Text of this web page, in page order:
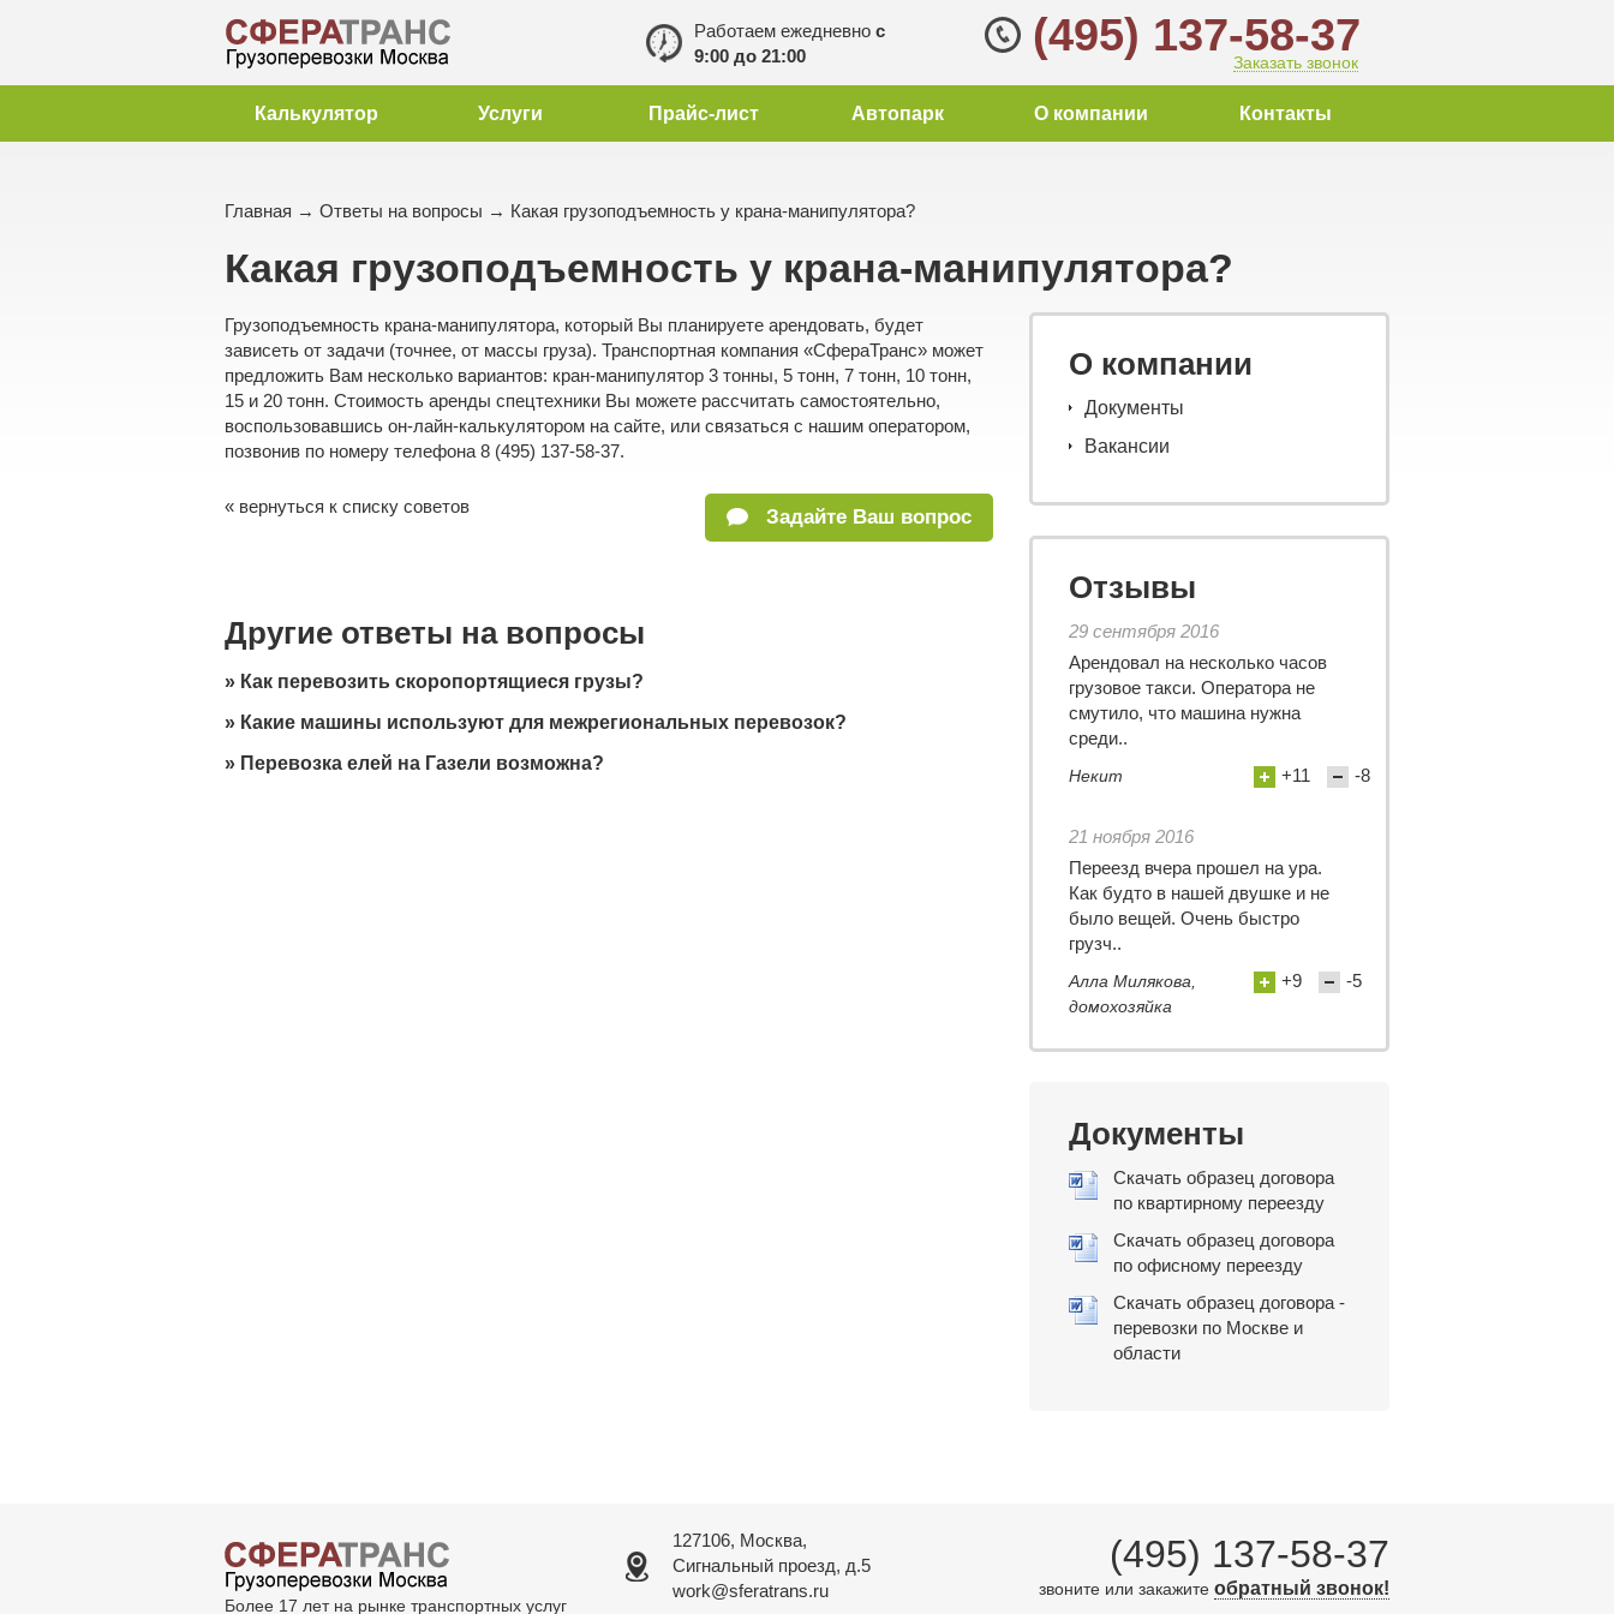
Калькулятор Услуги Прайс-лист Автопарк О компании Контакты
(495) 137-58-37
Заказать звонок
Работаем ежедневно с
9:00 до 21:00
Главная → Ответы на вопросы → Какая грузоподъемность у крана-манипулятора?
Какая грузоподъемность у крана-манипулятора?
Грузоподъемность крана-манипулятора, который Вы планируете арендовать, будет
зависеть от задачи (точнее, от массы груза). Транспортная компания «СфераТранс» может
предложить Вам несколько вариантов: кран-манипулятор 3 тонны, 5 тонн, 7 тонн, 10 тонн,
15 и 20 тонн. Стоимость аренды спецтехники Вы можете рассчитать самостоятельно,
воспользовавшись он-лайн-калькулятором на сайте, или связаться с нашим оператором,
позвонив по номеру телефона 8 (495) 137-58-37.
« вернуться к списку советов Задайте Ваш вопрос
Другие ответы на вопросы
» Как перевозить скоропортящиеся грузы?
» Какие машины используют для межрегиональных перевозок?
» Перевозка елей на Газели возможна?
О компании
Документы
Вакансии
Отзывы
29 сентября 2016
Арендовал на несколько часов
грузовое такси. Оператора не
смутило, что машина нужна
среди..
Некит +11 -8
21 ноября 2016
Переезд вчера прошел на ура.
Как будто в нашей двушке и не
было вещей. Очень быстро
грузч..
Алла Милякова,
домохозяйка
+9 -5
Документы
Скачать образец договора
по квартирному переезду
Скачать образец договора
по офисному переезду
Скачать образец договора -
перевозки по Москве и
области
Более 17 лет на рынке транспортных услуг
127106, Москва,
Сигнальный проезд, д.5
work@sferatrans.ru
(495) 137-58-37
звоните или закажите обратный звонок!